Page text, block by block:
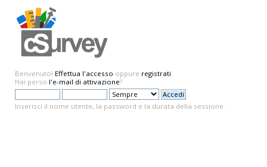
Benvenuto! Effettua l'accesso oppure registrati.
Hai perso l'e-mail di attivazione?
Inserisci il nome utente, la password e la durata della sessione.